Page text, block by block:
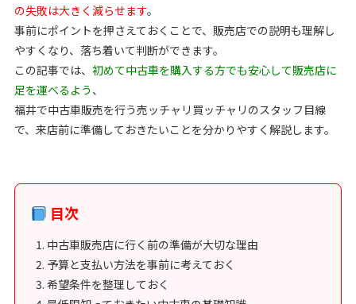
の失敗は大きく減らせます。
事前にポイントを押さえておくことで、販売店での説明も理解し
やすくなり、落ち着いて判断ができます。
この記事では、 初めて中古車を購入する方でも安心して販売店に
足を運べるよう、
福井で中古車販売を行う売ッチャリ買ッチャリのスタッフ目線
で、来店前に準備しておきたいことを分かりやすく解説します。
目次
中古車販売店に行く前の準備が大切な理由
予算と支払い方法を事前に考えておく
希望条件を整理しておく